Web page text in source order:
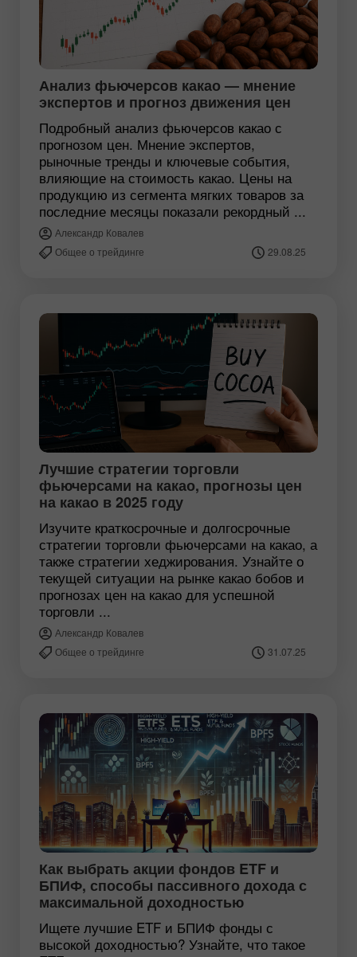
Анализ фьючерсов какао — мнение
экспертов и прогноз движения цен
Подробный анализ фьючерсов какао с
прогнозом цен. Мнение экспертов,
рыночные тренды и ключевые события,
влияющие на стоимость какао. Цены на
продукцию из сегмента мягких товаров за
последние месяцы показали рекордный ...
Александр Ковалев
Общее о трейдинге
29.08.25
Лучшие стратегии торговли
фьючерсами на какао, прогнозы цен
на какао в 2025 году
Изучите краткосрочные и долгосрочные
стратегии торговли фьючерсами на какао, а
также стратегии хеджирования. Узнайте о
текущей ситуации на рынке какао бобов и
прогнозах цен на какао для успешной
торговли ...
Александр Ковалев
Общее о трейдинге
31.07.25
Как выбрать акции фондов ETF и
БПИФ, способы пассивного дохода с
максимальной доходностью
Ищете лучшие ETF и БПИФ фонды с
высокой доходностью? Узнайте, что такое